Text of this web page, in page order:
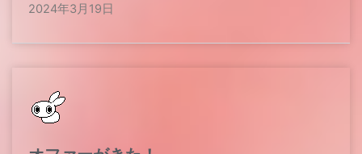
2024年3月19日